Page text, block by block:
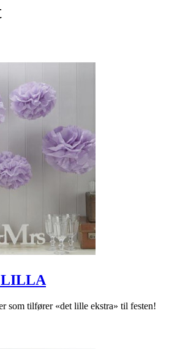
LILLA
som tilfører «det lille ekstra» til festen!